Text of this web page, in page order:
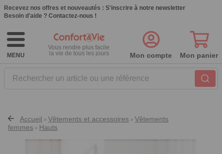
Recevez nos offres et nouveautés : S'inscrire à notre newsletter
Besoin d'aide ? Contactez-nous !
MENU
Vous rendre plus facile
la vie de tous les jours
Rechercher un article ou une référence
Mon compte Mon panier
Accueil > Vêtements et accessoires > Vêtements
femmes > Hauts